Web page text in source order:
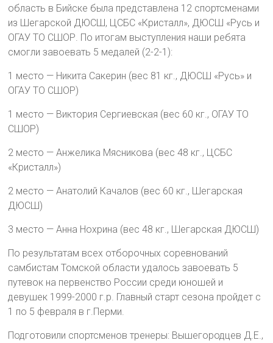
область в Бийске была представлена 12 спортсменами
из Шегарской ДЮСШ, ЦСБС «Кристалл», ДЮСШ «Русь и
ОГАУ ТО СШОР. По итогам выступления наши ребята
смогли завоевать 5 медалей (2-2-1):
1 место — Никита Сакерин (вес 81 кг., ДЮСШ «Русь» и
ОГАУ ТО СШОР)
1 место — Виктория Сергиевская (вес 60 кг., ОГАУ ТО
СШОР)
2 место — Анжелика Мясникова (вес 48 кг., ЦСБС
«Кристалл»)
2 место — Анатолий Качалов (вес 60 кг., Шегарская
ДЮСШ)
3 место — Анна Нохрина (вес 48 кг., Шегарская ДЮСШ)
По результатам всех отборочных соревнований
самбистам Томской области удалось завоевать 5
путевок на первенство России среди юношей и
девушек 1999-2000 г.р. Главный старт сезона пройдет с
1 по 5 февраля в г.Перми.
Подготовили спортсменов тренеры: Вышегородцев Д.Е.,